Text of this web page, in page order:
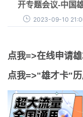
开专题会议-中国
2023-09-10
点我=>在线申请
点我=>"雄才卡"